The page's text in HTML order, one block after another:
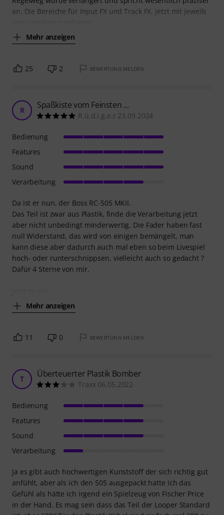
an. Die Bereiche für Input FX und Track FX, jetzt mit jeweils
Mehr anzeigen
25 2 BEWERTUNG MELDEN
R Spaßkiste vom Feinsten ...
R.ü.d.i.g.e.r 23.09.2024
Da ist er nun, der Boss RC-505 MKII.
Das Teil ist zwar aus Plastik, finde die Verarbeitung jetzt
aber nicht unbedingt minderwertig. Die Fader haben fast
null Widerstand, das wird von einigen bemängelt, man
kann diese aber dadurch auch mal eben so beim Livespiel
hoch- oder runterschnippsen, vielleicht auch so gedacht ?
Dafür 4 Sterne von mir.
Mehr anzeigen
Bedienung
Features
Sound
Verarbeitung
11 0 BEWERTUNG MELDEN
T Überteuerter Plastik Bomber
Traxx 06.05.2022
Ja es gibt auch hochwertigen Kunststoff der sich richtig gut
anfühlt, aber als ich den 505 ausgepackt hatte ich das
Gefühl als hätte ich irgend ein Spielzeug von Fischer Price
in der Hand. Es mag sein dass das Teil der Looper Standard
Bedienung
Features
Sound
Verarbeitung